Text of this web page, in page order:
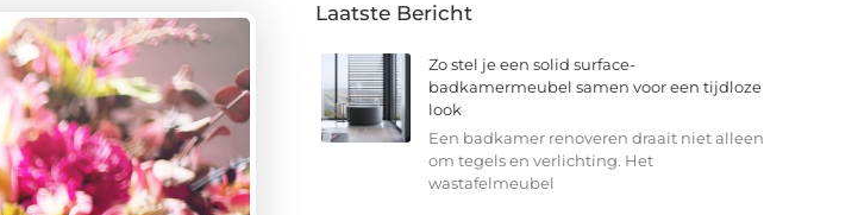
Laatste Bericht
Zo stel je een solid surface-
badkamermeubel samen voor een tijdloze
look
Een badkamer renoveren draait niet alleen
om tegels en verlichting. Het
wastafelmeubel